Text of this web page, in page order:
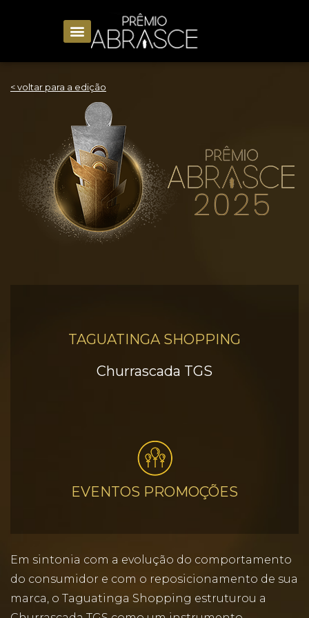
< voltar para a edição
TAGUATINGA SHOPPING
Churrascada TGS
EVENTOS PROMOÇÕES
Em sintonia com a evolução do comportamento
do consumidor e com o reposicionamento de sua
marca, o Taguatinga Shopping estruturou a